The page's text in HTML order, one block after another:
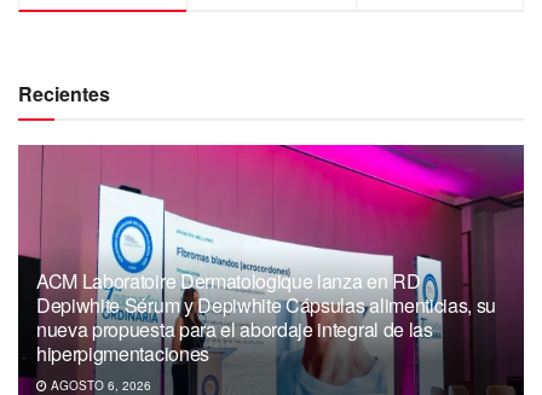
Recientes
ACM Laboratoire Dermatologique lanza en RD
Depiwhite Sérum y Depiwhite Cápsulas alimenticias, su
nueva propuesta para el abordaje integral de las
hiperpigmentaciones
AGOSTO 6, 2026